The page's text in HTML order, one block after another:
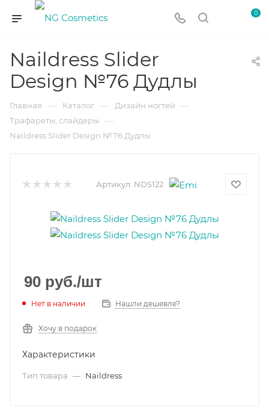
0
Naildress Slider
Design №76 Дудлы
Главная — Каталог — Дизайн ногтей —
Трафареты, слайдеры —
Naildress Slider Design №76 Дудлы
Артикул: NDS122
90 руб./шт
Нет в наличии Нашли дешевле?
Хочу в подарок
Характеристики
Тип товара — Naildress